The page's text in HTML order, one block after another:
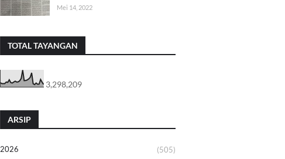
Mei 14, 2022
TOTAL TAYANGAN
3,298,209
ARSIP
2026
(505)